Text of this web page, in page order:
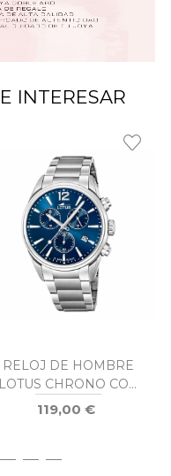
INTERESAR
RELOJ DE HOMBRE
LOTUS CHRONO CON
ESFERA AZUL 18690/1
119,00 €